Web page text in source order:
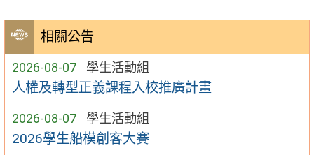
相關公告
2026-08-07 學生活動組
人權及轉型正義課程入校推廣計畫
2026-08-07 學生活動組
2026學生船模創客大賽